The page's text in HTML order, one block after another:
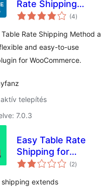
Rate Shipping
Method | for(4értékelés
összesen
)
Rate Shipping Method a
and easy-to-use
for WooCommerce.
telepítés
7.0.3
Easy Table Rate
Shipping for
WooCommmerce
(2értékelés
összesen
)
shipping extends